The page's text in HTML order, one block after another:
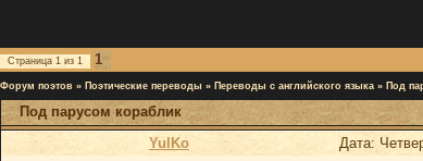
Страница 1 из 1 1
Форум поэтов » Поэтические переводы » Переводы с английского языка » Под
Под парусом кораблик
YulKo
Дата: